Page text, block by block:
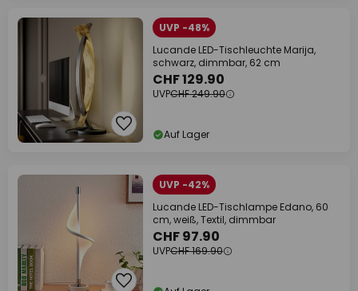
UVP -48%
Lucande LED-Tischleuchte Marija,
schwarz, dimmbar, 62 cm
CHF 129.90
UVPCHF 249.90
Auf Lager
UVP -42%
Lucande LED-Tischlampe Edano, 60
cm, weiß, Textil, dimmbar
CHF 97.90
UVPCHF 169.90